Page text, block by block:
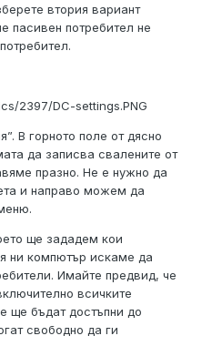
втория вариант
пасивен потребител не
2397/DC-settings.PNG
В горното поле от дясно
да записва свалените от
празно. Не е нужно да
и направо можем да
ще зададем кои
ни компютър искаме да
Имайте предвид, че
всичките
ще бъдат достъпни до
свободно да ги